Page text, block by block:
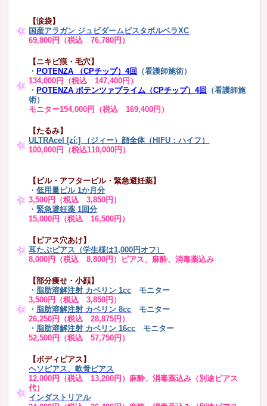
【涙袋】
国産アラガン ジュビダームビスタボルベラXC
69,800円（税込 76,780円）
【ニキビ痕・毛穴】
・ POTENZA （CPチップ）4回
（看護師施術）
134,000円（税込 147,400円）
・ POTENZA ポテンツァプライム（CPチップ）4回
（看護師施
術）
モニター154,000円（税込 169,400円）
【たるみ】
ULTRAcel [zíː] （ジィー）顔全体（HIFU：ハイフ）
100,000円（税込110,000円）
【ピル・アフターピル・緊急避妊薬】
・低用量ピル 1か月分
3,500円（税込 3,850円）
・緊急避妊薬 1回分
15,000円（税込 16,500円）
【ピアス穴あけ】
耳たぶピアス（学生様は1,000円オフ）
8,000円（税込 8,800円）ピアス、麻酔、消毒薬込み
【部分痩せ・小顔】
・ 脂肪溶解注射 カベリン 1cc モニター
3,500円（税込 3,850円）
・ 脂肪溶解注射 カベリン 8cc モニター
26,250円（税込 28,875円）
・ 脂肪溶解注射 カベリン 16cc
モニター
52,500円（税込 57,750円）
【ボディピアス】
ヘソピアス、軟骨ピアス
12,000円（税込 13,200円）麻酔、消毒薬込み（別途ピアス
代）
インダストリアル